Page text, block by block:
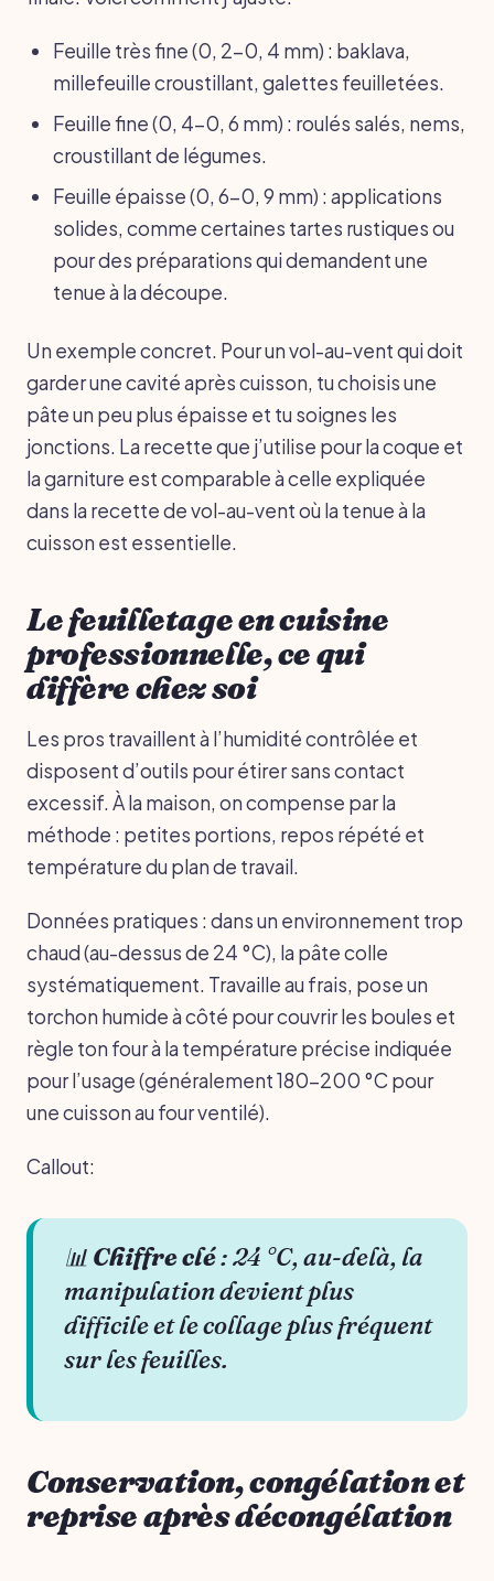
Feuille très fine (0, 2-0, 4 mm) : baklava,
millefeuille croustillant, galettes feuilletées.
Feuille fine (0, 4-0, 6 mm) : roulés salés, nems,
croustillant de légumes.
Feuille épaisse (0, 6-0, 9 mm) : applications
solides, comme certaines tartes rustiques ou
pour des préparations qui demandent une
tenue à la découpe.
Un exemple concret. Pour un vol-au-vent qui doit
garder une cavité après cuisson, tu choisis une
pâte un peu plus épaisse et tu soignes les
jonctions. La recette que j’utilise pour la coque et
la garniture est comparable à celle expliquée
dans la recette de vol-au-vent où la tenue à la
cuisson est essentielle.
Le feuilletage en cuisine
professionnelle, ce qui
diffère chez soi
Les pros travaillent à l’humidité contrôlée et
disposent d’outils pour étirer sans contact
excessif. À la maison, on compense par la
méthode : petites portions, repos répété et
température du plan de travail.
Données pratiques : dans un environnement trop
chaud (au-dessus de 24 °C), la pâte colle
systématiquement. Travaille au frais, pose un
torchon humide à côté pour couvrir les boules et
règle ton four à la température précise indiquée
pour l’usage (généralement 180-200 °C pour
une cuisson au four ventilé).
Callout:
📊 Chiffre clé: 24 °C, au-delà, la
manipulation devient plus
difficile et le collage plus fréquent
sur les feuilles.
Conservation, congélation et
reprise après décongélation